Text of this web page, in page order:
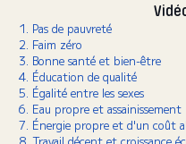
Pas de pauvreté
Faim zéro
Bonne santé et bien-être
Éducation de qualité
Égalité entre les sexes
Eau propre et assainissement
Énergie propre et d'un coût